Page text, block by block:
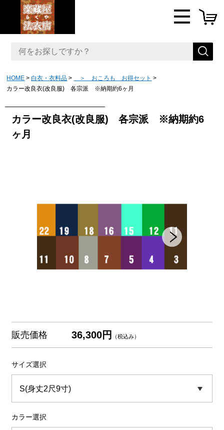
HOME 白衣・衣料品
＞ おころも お得セット
カラー改良衣(改良服) 各宗派 ※納期約6ヶ月
カラー改良衣(改良服) 各宗派 ※納期約6
ヶ月
販売価格 36,300円 （税込み）
サイズ選択
カラー選択